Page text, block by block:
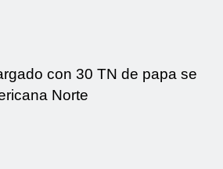
con 30 TN de papa se
Norte